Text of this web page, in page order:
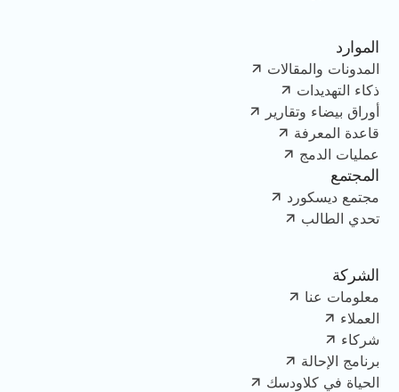
الموارد
المدونات والمقالات
ذكاء التهديدات
أوراق بيضاء وتقارير
قاعدة المعرفة
عمليات الدمج
المجتمع
مجتمع ديسكورد
تحدي الطالب
الشركة
معلومات عنا
العملاء
شركاء
برنامج الإحالة
الحياة في كلاودسك